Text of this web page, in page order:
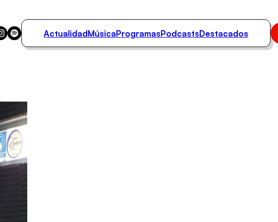
ActualidadMúsicaProgramasPodcastsDestacados